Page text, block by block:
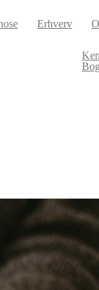
Erhverv
Bog